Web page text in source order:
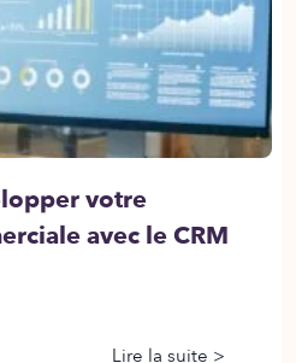
votre
avec le CRM
Lire la suite >